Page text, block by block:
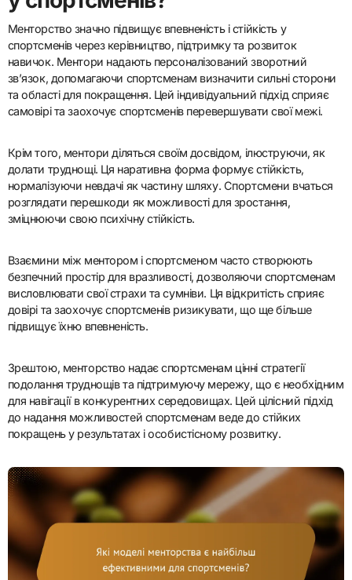
Менторство значно підвищує впевненість і стійкість у
спортсменів через керівництво, підтримку та розвиток
навичок. Ментори надають персоналізований зворотний
зв’язок, допомагаючи спортсменам визначити сильні сторони
та області для покращення. Цей індивідуальний підхід сприяє
самовірі та заохочує спортсменів перевершувати свої межі.
Крім того, ментори діляться своїм досвідом, ілюструючи, як
долати труднощі. Ця наративна форма формує стійкість,
нормалізуючи невдачі як частину шляху. Спортсмени вчаться
розглядати перешкоди як можливості для зростання,
зміцнюючи свою психічну стійкість.
Взаємини між ментором і спортсменом часто створюють
безпечний простір для вразливості, дозволяючи спортсменам
висловлювати свої страхи та сумніви. Ця відкритість сприяє
довірі та заохочує спортсменів ризикувати, що ще більше
підвищує їхню впевненість.
Зрештою, менторство надає спортсменам цінні стратегії
подолання труднощів та підтримуючу мережу, що є необхідним
для навігації в конкурентних середовищах. Цей цілісний підхід
до надання можливостей спортсменам веде до стійких
покращень у результатах і особистісному розвитку.